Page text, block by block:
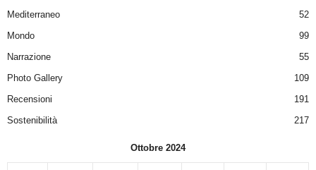
Mediterraneo
52
Mondo
99
Narrazione
55
Photo Gallery
109
Recensioni
191
Sostenibilità
217
Ottobre 2024